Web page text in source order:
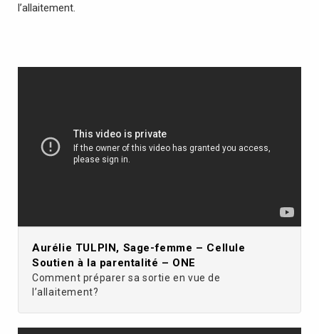
l’allaitement.
Aurélie TULPIN, Sage-femme – Cellule
Soutien à la parentalité – ONE
Comment préparer sa sortie en vue de
l’allaitement?